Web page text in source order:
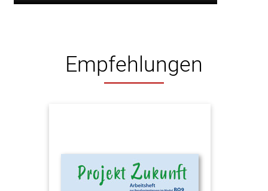
Empfehlungen